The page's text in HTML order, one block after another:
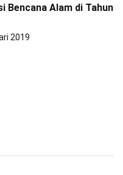
Bencana Alam di Tahun
2019